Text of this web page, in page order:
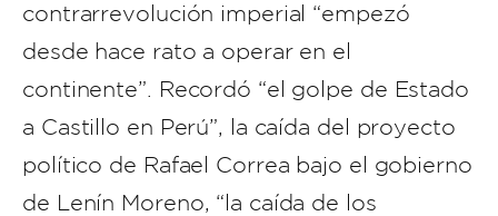
contrarrevolución imperial “empezó
desde hace rato a operar en el
continente”. Recordó “el golpe de Estado
a Castillo en Perú”, la caída del proyecto
político de Rafael Correa bajo el gobierno
de Lenín Moreno, “la caída de los